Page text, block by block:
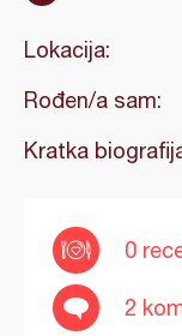
Lokacija:
Rođen/a sam:
Kratka
0
2